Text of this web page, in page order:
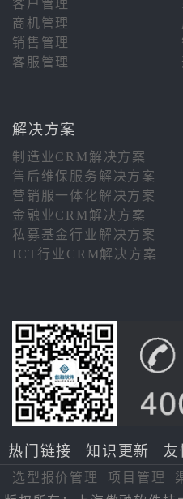
客户管理
商机管理
销售管理
客服管理
解决方案
制造业CRM解决方案
售后维保服务解决方案
营销服一体化解决方案
金融业CRM解决方案
私募基金行业解决方案
ICT行业CRM解决方案
热门链接 知识更新 友
选型报价管理 项目管理